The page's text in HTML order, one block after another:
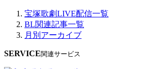
宝塚歌劇LIVE配信一覧
BL関連記事一覧
月別アーカイブ
SERVICE関連サービス